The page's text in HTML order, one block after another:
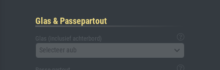
Glas & Passepartout
Glas (inclusief achterbord)
Selecteer aub